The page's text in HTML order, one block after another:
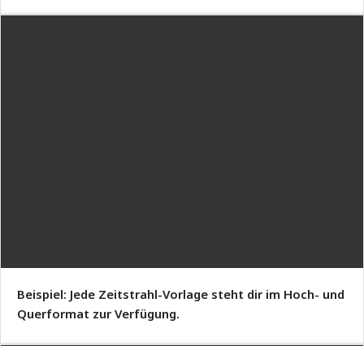
Beispiel: Jede Zeitstrahl-Vorlage steht dir im Hoch- und
Querformat zur Verfügung.